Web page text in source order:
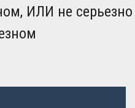
ИЛИ не серьезно